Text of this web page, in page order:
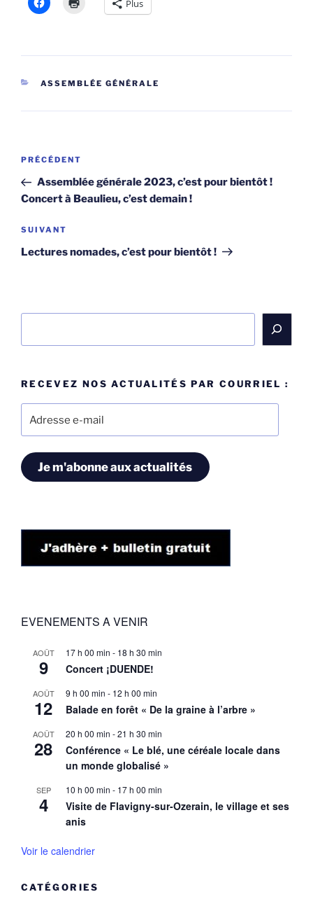
Plus
CATÉGORIES
ASSEMBLÉE GÉNÉRALE
Navigation
l’article
Article
précédent
PRÉCÉDENT
Assemblée générale 2023, c’est pour bientôt !
Concert à Beaulieu, c’est demain !
Article
suivant
SUIVANT
Lectures nomades, c’est pour bientôt !
RECEVEZ NOS ACTUALITÉS PAR COURRIEL :
e-
Je m'abonne aux actualités
EVENEMENTS A VENIR
AOÛT
9
17 h 00 min - 18 h 30 min
Concert ¡DUENDE!
AOÛT
12
9 h 00 min - 12 h 00 min
Balade en forêt « De la graine à l’arbre »
AOÛT
28
20 h 00 min -21 h 30 min
Conférence « Le blé, une céréale locale dans
un monde globalisé »
SEP
4
10 h 00 min - 17 h 00 min
Visite de Flavigny-sur-Ozerain, le village et ses
anis
Voir le calendrier
CATÉGORIES